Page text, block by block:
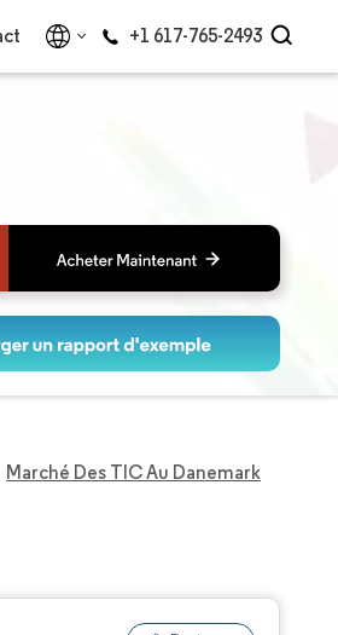
+1 617-765-2493
Marché Des TIC Au Danemark